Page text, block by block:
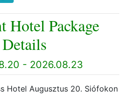
Hotel Package
Details
- 2026.08.23
Hotel Augusztus 20. Siófokon